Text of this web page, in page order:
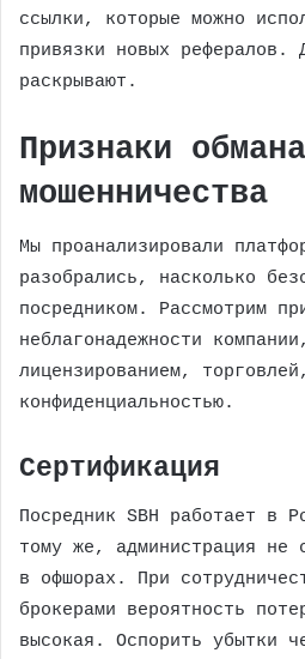
ссылки, которые можно
привязки новых рефералов.
раскрывают.
Признаки
мошенничества
Мы проанализировали
разобрались, насколько
посредником. Рассмотрим
неблагонадежности
лицензированием,
конфиденциальностью.
Сертификация
Посредник SBH работает в
тому же, администрация не
в офшорах. При
брокерами вероятность
высокая. Оспорить убытки